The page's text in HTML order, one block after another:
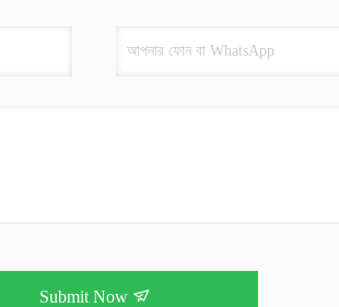
Submit Now